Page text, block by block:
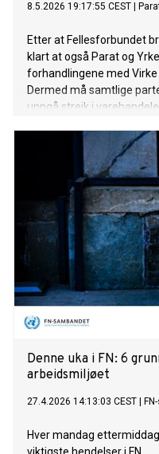
8.5.2026 19:17:55 CEST
Etter at Fellesforbundet
klart at også Parat og
forhandlingene med
Dermed må samtlige
unngå streik i
Denne uka i FN: 6
arbeidsmiljøet
27.4.2026 14:13:03 CEST
Hver mandag